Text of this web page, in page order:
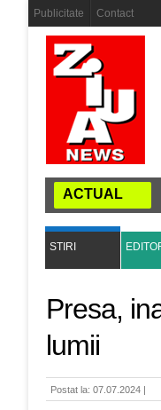
Publicitate Contact
ACTUAL
CĂ A UCIS 662 DE
STIRI
Presa,
lumii
Postat la: 07.07.2024 |